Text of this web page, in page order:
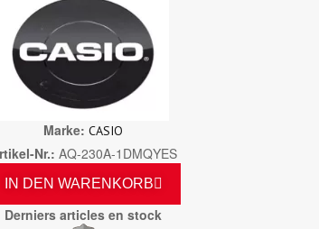
Marke CASIO
Nr. AQ-230A-1DMQYES
IN DEN WARENKORB
Derniers articles en stock